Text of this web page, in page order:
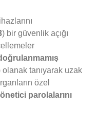
) bir güvenlik açığı
tanıyarak uzak
özel
parolalarını